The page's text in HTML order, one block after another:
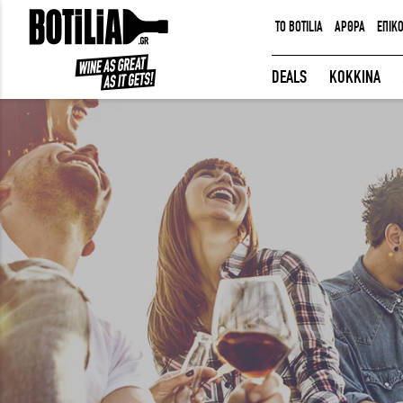
ΕΙΣΟΔΟΣ ΜΕΛΩΝ
ΕΙΣΟΔΟΣ Ξέχασα τον κωδικό μου!
TO BOTILIA ΑΡΘΡΑ
DEALS ΚΟΚΚΙΝΑ